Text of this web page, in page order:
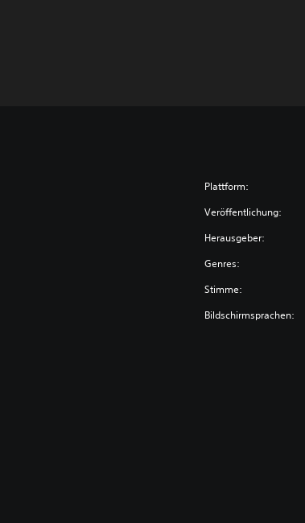
Plattform:
Veröffentlichung:
Herausgeber:
Genres:
Stimme:
Bildschirmsprachen: